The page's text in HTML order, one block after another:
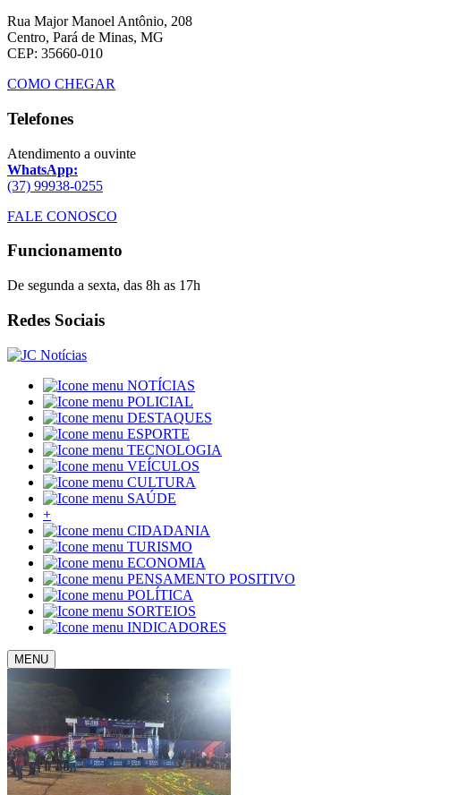
Rua Major Manoel Antônio, 208
Centro, Pará de Minas, MG
CEP: 35660-010
COMO CHEGAR
Telefones
Atendimento a ouvinte
WhatsApp:
(37) 99938-0255
FALE CONOSCO
Funcionamento
De segunda a sexta, das 8h as 17h
Redes Sociais
NOTÍCIAS
POLICIAL
DESTAQUES
ESPORTE
TECNOLOGIA
VEÍCULOS
CULTURA
SAÚDE
+
CIDADANIA
TURISMO
ECONOMIA
PENSAMENTO POSITIVO
POLÍTICA
SORTEIOS
INDICADORES
MENU